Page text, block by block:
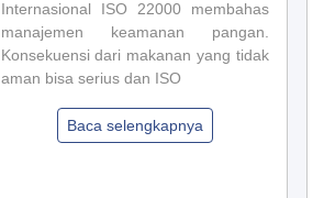
Internasional ISO 22000 membahas
manajemen keamanan pangan.
Konsekuensi dari makanan yang tidak
aman bisa serius dan ISO
Baca selengkapnya